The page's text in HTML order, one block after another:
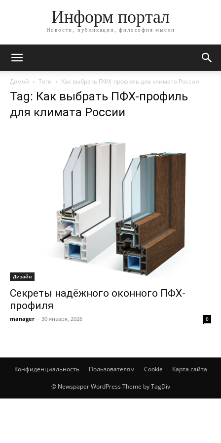
Информ портал
Новости, публикации, философия мысли
Домой Теги Как выбрать ПФХ-профиль для климата России
Tag: Как выбрать ПФХ-профиль
для климата России
Дизайн
Секреты надёжного оконного ПФХ-
профиля
manager - 30 января, 2026 0
Конфиденциальность Пользователям Cookie Карта сайта
© Newspaper WordPress Theme by TagDiv